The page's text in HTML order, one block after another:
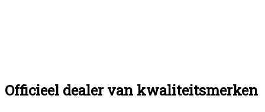
Officieel dealer van kwaliteitsmerken